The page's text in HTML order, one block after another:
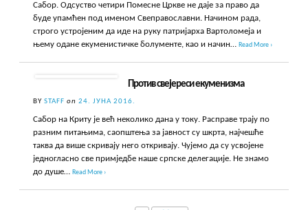
Сабор. Одсуство четири Помесне Цркве не даје за право да
буде упамћен под именом Свеправославни. Начином рада,
строго устројеним да иде на руку патријарха Вартоломеја и
њему одане екуменистичке болументе, као и начин…Read More ›
Против свејереси екуменизма
BYSTAFF on 24. ЈУНА 2016.
Сабор на Криту је већ неколико дана у току. Расправе трају по
разним питањима, саопштења за јавност су шкрта, најчешће
таква да више скривају него откривају. Чујемо да су усвојене
једногласно све примједбе наше српске делегације. Не знамо
до душе…Read More ›